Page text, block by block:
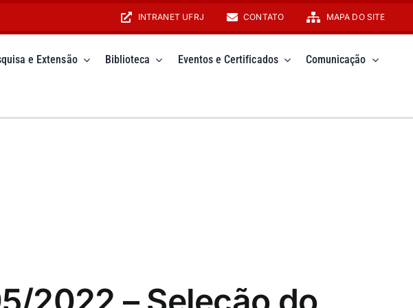
INTRANET UFRJ CONTATO MAPA DO SITE
e Extensão Biblioteca Eventos e Certificados Comunicação